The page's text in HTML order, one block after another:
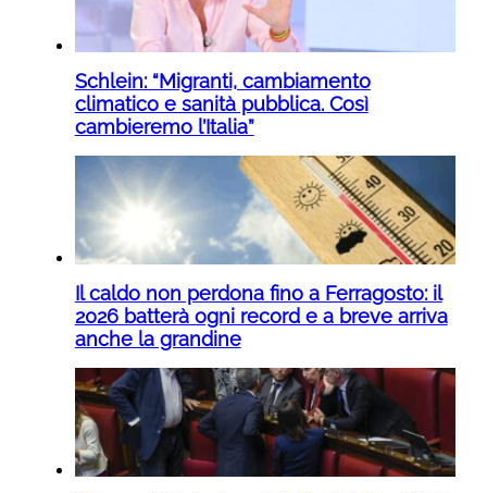
Schlein: “Migranti, cambiamento
climatico e sanità pubblica. Così
cambieremo l’Italia”
Il caldo non perdona fino a Ferragosto: il
2026 batterà ogni record e a breve arriva
anche la grandine